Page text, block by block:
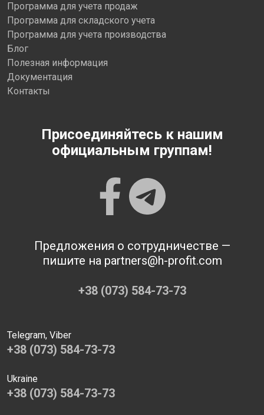
Программа для учета продаж
Программа для складского учета
Программа для учета производства
Блог
Полезная информация
Документация
Контакты
Присоединяйтесь к нашим
официальным группам!
Предложения о сотрудничестве —
пишите на partners@h-profit.com
+38 (073) 584-73-73
Telegram, Viber
+38 (073) 584-73-73
Ukraine
+38 (073) 584-73-73